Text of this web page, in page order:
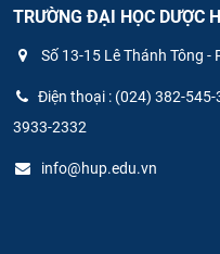
TRƯỜNG ĐẠI HỌC DƯỢC
Số 13-15 Lê Thánh Tông
Điện thoại : (024) 382-
3933-2332
info@hup.edu.vn